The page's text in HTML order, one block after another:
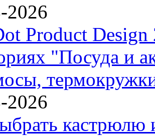
2026
Product Design
"Посуда и
2026
кастрюлю